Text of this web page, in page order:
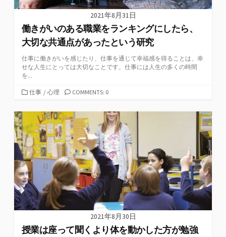
2021年8月31日
働きがいのある職業をランキングにしたら、
大切な共通点があったという研究
仕事に働きがいを感じたり、仕事を通じて幸福感を得ることは、幸
せな人生にとっては大切なことです。仕事には人生の多くの時間
を...
カ
ゴ
ー
仕事 / 心理 COMMENTS: 0
2021年8月30日
授業は座って聞くより体を動かした方が勉強